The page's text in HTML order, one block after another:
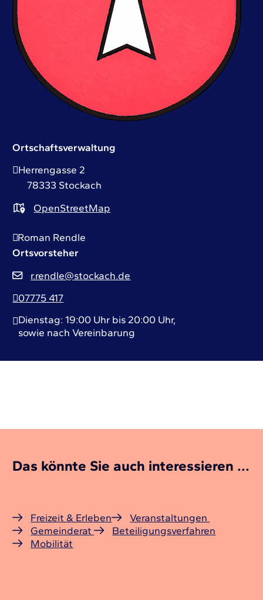
Ortschaftsverwaltung
Herrengasse 2
78333 Stockach
OpenStreetMap
Roman Rendle
Ortsvorsteher
r.rendle@stockach.de
07775 417
Dienstag: 19:00 Uhr bis 20:00 Uhr,
sowie nach Vereinbarung
Das könnte Sie auch interessieren ...
Freizeit & Erleben
Veranstaltungen
Gemeinderat
Beteiligungsverfahren
Mobilität